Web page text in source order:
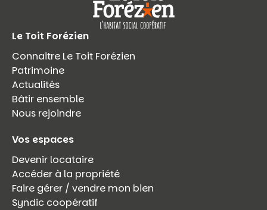
Le Toit Forézien
Connaître Le Toit Forézien
Patrimoine
Actualités
Bâtir ensemble
Nous rejoindre
Vos espaces
Devenir locataire
Accéder à la propriété
Faire gérer / vendre mon bien
Syndic coopératif